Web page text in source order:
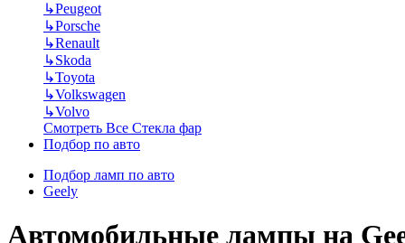
↳Peugeot
↳Porsche
↳Renault
↳Skoda
↳Toyota
↳Volkswagen
↳Volvo
Смотреть Все Стекла фар
Подбор по авто
Подбор ламп по авто
Geely
Автомобильные лампы на